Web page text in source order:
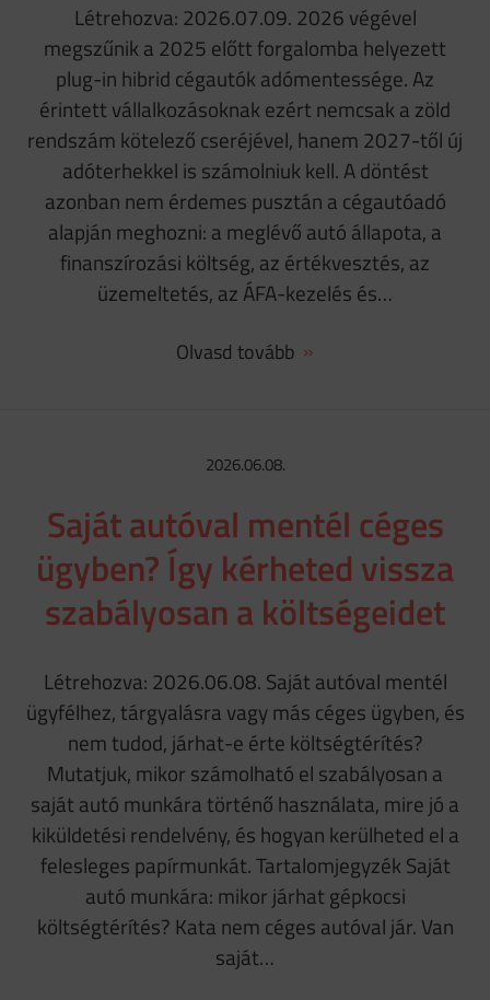
Létrehozva: 2026.07.09. 2026 végével
megszűnik a 2025 előtt forgalomba helyezett
plug-in hibrid cégautók adómentessége. Az
érintett vállalkozásoknak ezért nemcsak a zöld
rendszám kötelező cseréjével, hanem 2027-től új
adóterhekkel is számolniuk kell. A döntést
azonban nem érdemes pusztán a cégautóadó
alapján meghozni: a meglévő autó állapota, a
finanszírozási költség, az értékvesztés, az
üzemeltetés, az ÁFA-kezelés és…
Olvasd tovább
2026.06.08.
Saját autóval mentél céges
ügyben? Így kérheted vissza
szabályosan a költségeidet
Létrehozva: 2026.06.08. Saját autóval mentél
ügyfélhez, tárgyalásra vagy más céges ügyben, és
nem tudod, járhat-e érte költségtérítés?
Mutatjuk, mikor számolható el szabályosan a
saját autó munkára történő használata, mire jó a
kiküldetési rendelvény, és hogyan kerülheted el a
felesleges papírmunkát. Tartalomjegyzék Saját
autó munkára: mikor járhat gépkocsi
költségtérítés? Kata nem céges autóval jár. Van
saját…